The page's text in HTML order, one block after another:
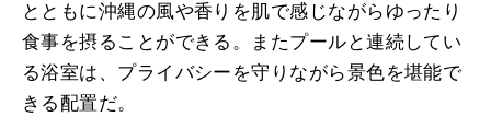
とともに沖縄の風や香りを肌で感じながらゆったり
食事を摂ることができる。またプールと連続してい
る浴室は、プライバシーを守りながら景色を堪能で
きる配置だ。